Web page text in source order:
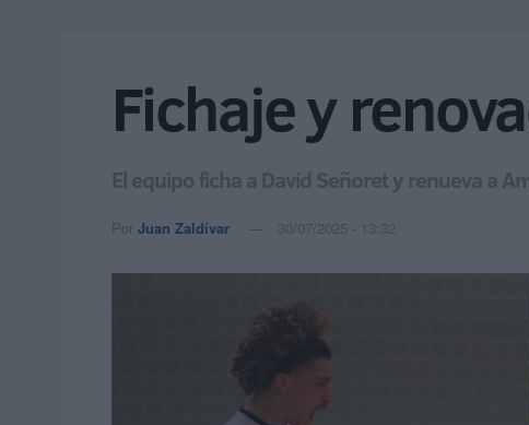
Fichaje y
El equipo ficha a David Señoret y renueva a
Por Juan Zaldívar 30/07/2025 - 13:32